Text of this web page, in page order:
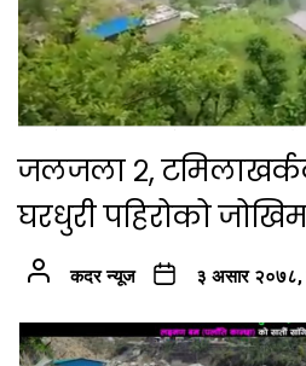
जलजला २,
घरधुरी पहिरोको
कदर न्यूज ३ असार २०७८,